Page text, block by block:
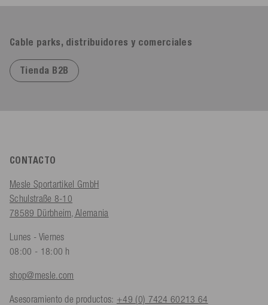
Cable parks, distribuidores y comerciales
Tienda B2B
CONTACTO
Mesle Sportartikel GmbH
Schulstraße 8-10
78589 Dürbheim, Alemania
Lunes - Viernes
08:00 - 18:00 h
shop@mesle.com
Asesoramiento de productos: +49 (0) 7424 60213 64